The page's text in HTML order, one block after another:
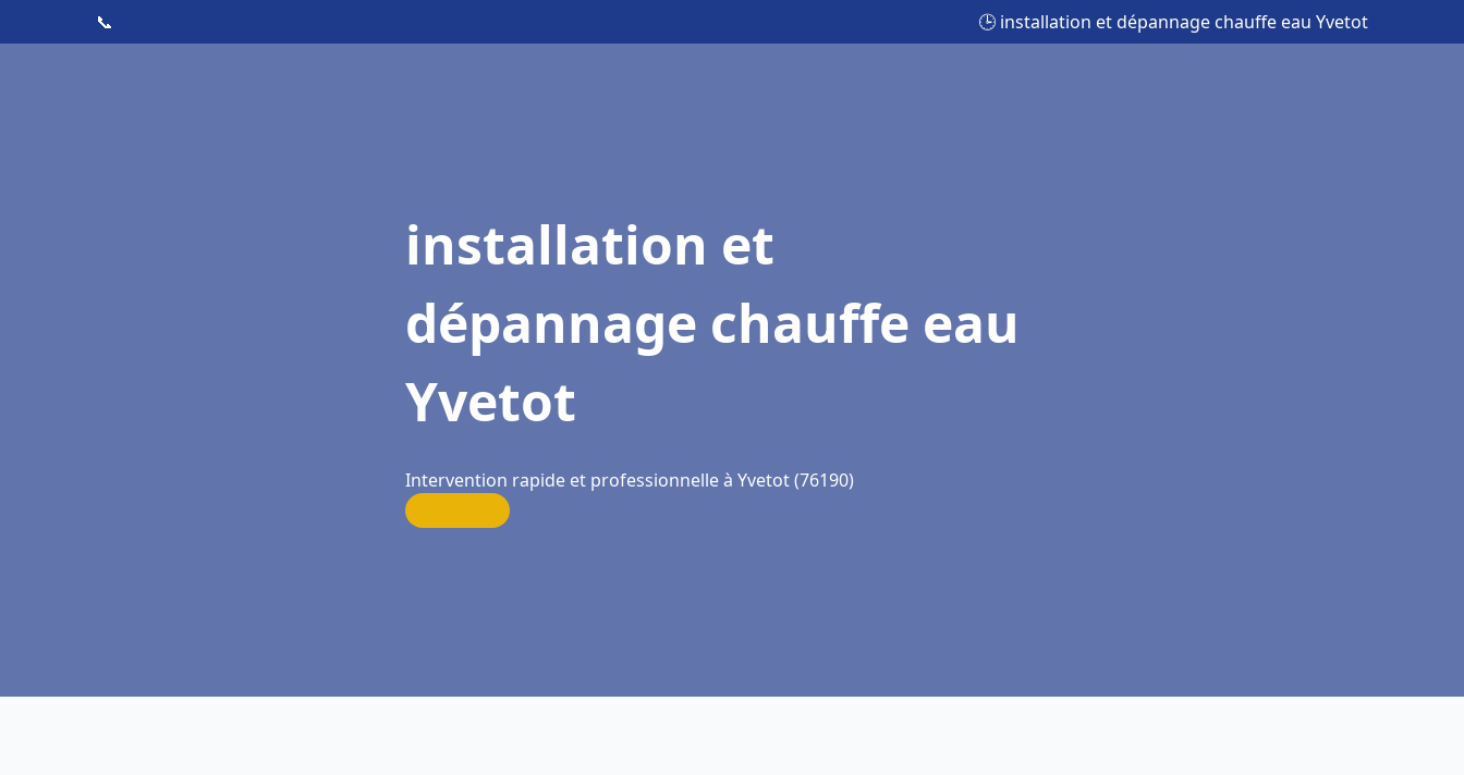
📞 🕒 installation et dépannage chauffe eau Yvetot
installation et
dépannage chauffe eau
Yvetot
Intervention rapide et professionnelle à Yvetot (76190)